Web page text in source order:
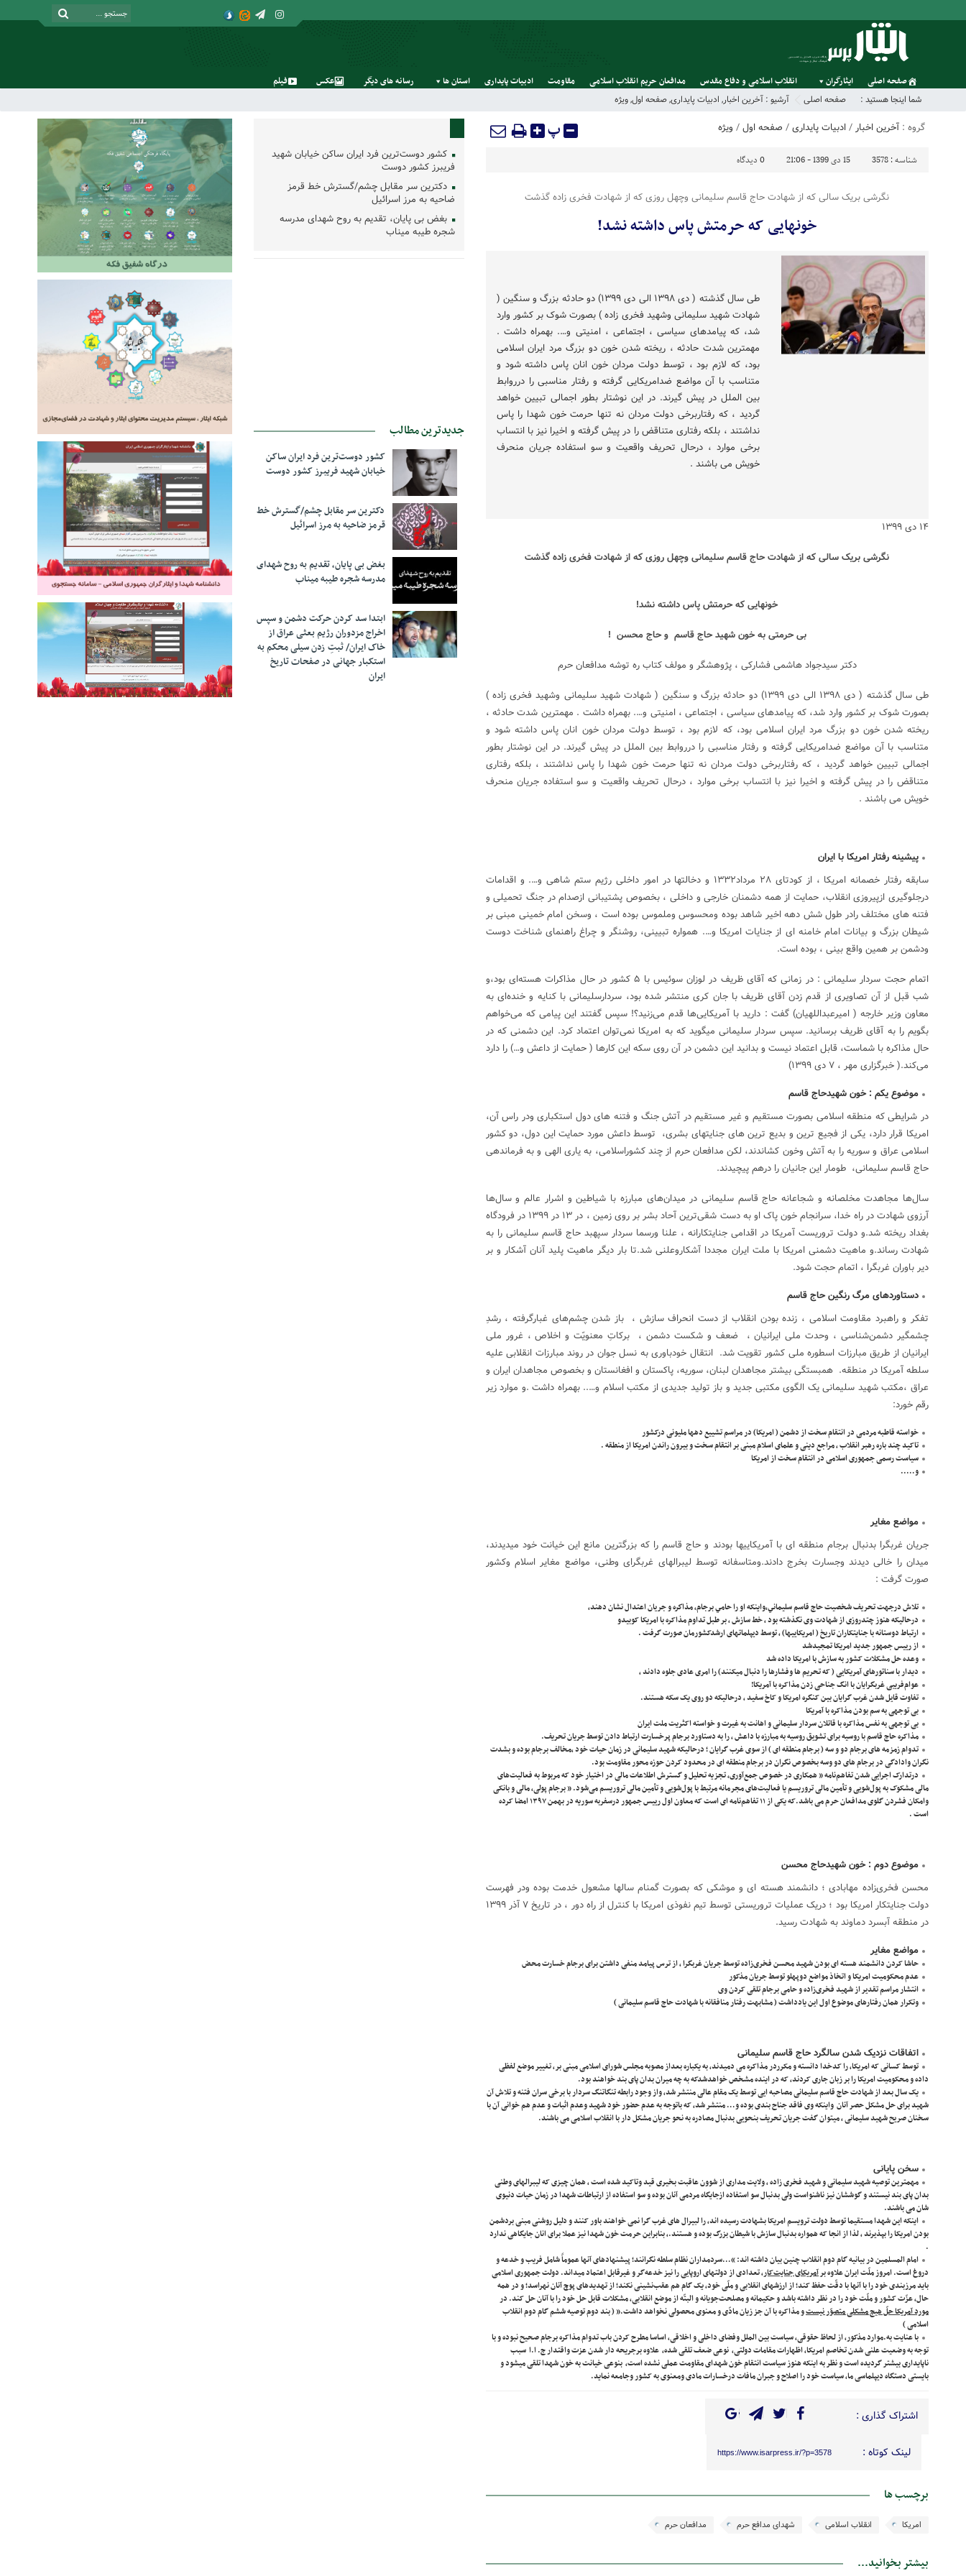
صفحه اصلی ایثارگران انقلاب اسلامی و دفاع مقدس مدافعان حریم انقلاب اسلامی مقاومت ادبیات پایداری استان‌ ها رسانه‌ های‌ دیگر عکس فیلم
شما اینجا هستید : صفحه اصلی آرشیو : آخرین اخبار, ادبیات پایداری,صفحه اول,ویژه
گروه : آخرین اخبار /ادبیات پایداری/ صفحه اول/ ویژه پ
شناسه : 3578 15 دی 1399 - 21:06 0 دیدگاه
نگرشی بریک سالی که از شهادت حاج قاسم سلیمانی وچهل روزی که از شهادت فخری زاده گذشت
خونهایی که حرمتش پاس داشته نشد!
طی سال گذشته ( دی ۱۳۹۸ الی دی ۱۳۹۹) دو حادثه بزرگ و سنگین (
شهادت شهید سلیمانی وشهید فخری زاده ) بصورت شوک بر کشور وارد
شد، که پیامدهای سیاسی ، اجتماعی ، امنیتی و…. بهمراه داشت .
مهمترین شدت حادثه ، ریخته شدن خون دو بزرگ مرد ایران اسلامی
بود، که لازم بود ، توسط دولت مردان خون انان پاس داشته شود و
متناسب با آن مواضع ضدامریکایی گرفته و رفتار مناسبی را درروابط
بین الملل در پیش گیرند. در این نوشتار بطور اجمالی تبیین خواهد
گردید ، که رفتاربرخی دولت مردان نه تنها حرمت خون شهدا را پاس
نداشتند ، بلکه رفتاری متناقض را در پیش گرفته و اخیرا نیز با انتساب
برخی موارد ، درحال تحریف واقعیت و سو استفاده جریان منحرف
خویش می باشند .
۱۴ دی ۱۳۹۹
نگرشی بریک سالی که از شهادت حاج قاسم سلیمانی وچهل روزی که از شهادت فخری زاده گذشت
خونهایی که حرمتش پاس داشته نشد!
بی حرمتی به خون شهید حاج قاسم و حاج محسن !
دکتر سیدجواد هاشمی فشارکی ، پژوهشگر و مولف کتاب ره توشه مدافعان حرم
طی سال گذشته ( دی ۱۳۹۸ الی دی ۱۳۹۹) دو حادثه بزرگ و سنگین ( شهادت شهید سلیمانی وشهید فخری زاده )
بصورت شوک بر کشور وارد شد، که پیامدهای سیاسی ، اجتماعی ، امنیتی و…. بهمراه داشت . مهمترین شدت حادثه ،
ریخته شدن خون دو بزرگ مرد ایران اسلامی بود، که لازم بود ، توسط دولت مردان خون انان پاس داشته شود و
متناسب با آن مواضع ضدامریکایی گرفته و رفتار مناسبی را درروابط بین الملل در پیش گیرند. در این نوشتار بطور
اجمالی تبیین خواهد گردید ، که رفتاربرخی دولت مردان نه تنها حرمت خون شهدا را پاس نداشتند ، بلکه رفتاری
متناقض را در پیش گرفته و اخیرا نیز با انتساب برخی موارد ، درحال تحریف واقعیت و سو استفاده جریان منحرف
خویش می باشند .
پیشینه رفتار امریکا با ایران
سابقه رفتار خصمانه امریکا ، از کودتای ۲۸ مرداد۱۳۳۲ و دخالتها در امور داخلی رژیم ستم شاهی و…. و اقدامات
درجلوگیری ازپیروزی انقلاب، حمایت از همه دشمنان خارجی و داخلی ، بخصوص پشتیبانی ازصدام در جنگ تحمیلی و
فتنه های مختلف رادر طول شش دهه اخیر شاهد بوده ومحسوس وملموس بوده است ، وسخن امام خمینی مبنی بر
شیطان بزرگ و بیانات امام خامنه ای از جنایات امریکا و…. همواره تبیینی، روشنگر و چراغ راهنمای شناخت دوست
ودشمن بر همین واقع بینی ، بوده است.
اتمام حجت سردار سلیمانی : در زمانی که آقای ظریف در لوزان سوئیس با ۵ کشور در حال مذاکرات هسته‌ای بود،و
شب قبل از آن تصاویری از قدم زدن آقای ظریف با جان کری منتشر شده بود، سردارسلیمانی با کنایه و خنده‌ای به
معاون وزیر خارجه ( امیرعبداللهیان) گفت : دارید با آمریکایی‌ها قدم می‌زنید؟! سپس گفتند این پیامی که می‌خواهم
بگویم را به آقای ظریف برسانید. سپس سردار سلیمانی میگوید که به امریکا نمی‌توان اعتماد کرد. این دشمنی که در
حال مذاکره با شماست، قابل اعتماد نیست و بدانید این دشمن در آن روی سکه این کارها ( حمایت از داعش و…) را دارد
می‌کند.( خبرگزاری مهر ، ۷ دی ۱۳۹۹‏)
موضوع یکم : خون شهیدحاج قاسم
در شرایطی که منطقه اسلامی بصورت مستقیم و غیر مستقیم در آتش جنگ و فتنه های دول استکباری ودر راس آن،
امریکا قرار دارد، یکی از فجیع ترین و بدیع ترین های جنایتهای بشری، توسط داعش مورد حمایت این دول، دو کشور
اسلامی عراق و سوریه را به آتش وخون کشاندند، لکن مدافعان حرم از چند کشوراسلامی، به یاری الهی و به فرماندهی
حاج قاسم سلیمانی، طومار این جانیان را درهم پیچیدند.
سال‌ها مجاهدت مخلصانه و شجاعانه حاج قاسم سلیمانی در میدان‌های مبارزه با شیاطین و اشرار عالم و سال‌ها
آرزوی شهادت در راه خدا، سرانجام خون پاک او به دست شقی‌ترین آحاد بشر بر روی زمین ، در ۱۳ در ۱۳۹۹ در فرودگاه
بغداد ریخته شد.و دولت تروریست آمریکا در اقدامی جنایتکارانه ، علنا ورسما سردار سپهبد حاج قاسم سلیمانی را به
شهادت رساند.و ماهیت دشمنی امریکا با ملت ایران مجددا آشکاروعلنی شد.تا بار دیگر ماهیت پلید آنان آشکار و بر
دیر باوران غربگرا ، اتمام حجت شود.
دستاوردهای مرگ رنگین حاج قاسم
تفکر و راهبرد مقاومت اسلامی ، زنده بودن انقلاب از دست انحراف سازش ، باز شدن چشم‌های غبارگرفته ، رشدِ
چشمگیر دشمن‌شناسی ، وحدت ملی ایرانیان ، ضعف و شکست دشمن ، برکاتِ معنویّت و اخلاص ، غرور ملی
ایرانیان از طریق مبارزات اسطوره ملی کشور تقویت شد. انتقال خودباوری به نسل جوان در روند مبارزات انقلابی علیه
سلطه آمریکا در منطقه. همبستگی بیشتر مجاهدان لبنان، سوریه، پاکستان و افغانستان و بخصوص مجاهدان ایران و
عراق ،مکتب شهید سلیمانی یک الگوی مکتبی جدید و باز تولید جدیدی از مکتب اسلام و….. بهمراه داشت .و موارد زیر
رقم خورد:
خواسته قاطبه مردمی در انتقام سخت از دشمن ( امریکا) در مراسم تشییع دهها ملیونی درکشور
تاکید چند باره رهبر انقلاب ، مراجع دینی و علمای اسلام مبنی بر انتقام سخت و بیرون راندن امریکا از منطقه .
سیاست رسمی جمهوری اسلامی در انتقام سخت از امریکا
و…..
مواضع مغایر
جریان غربگرا بدنبال برجام منطقه ای با آمریکاییها بودند و حاج قاسم را که بزرگترین مانع این خیانت خود میدیدند،
میدان را خالی دیدند وجسارت بخرج دادند.ومتاسفانه توسط لیبرالهای غربگرای وطنی، مواضع مغایر اسلام وکشور
صورت گرفت :
تلاش درجهت تحريف شخصيت حاج قاسم سليماني،واینکه او را حامي برجام، مذاكره و جريان اعتدال نشان دهند،
درحالیکه هنوز چتدروزی از شهادت وی نگذشته بود ، خط سازش ، بر طبل تداوم مذاکره با امریکا کوبیدو
ارتباط دوستانه با جنایتکاران تاریخ ( امریکاییها) ، توسط دیپلماتهای ارشدکشورمان صورت گرفت .
از رییس جمهور جدید امریکا تمجیدشد
وعده حل مشکلات کشور به سازش با امریکا داده شد
دیدار با سناتورهای آمریکایی ( که تحریم ها وفشارها را دنبال میکنند) را امری عادی جلوه دادند ،
عوام‌فریبی غربگرایان با انگ جناحی زدن مذاکره با آمریکا!
تفاوت قایل شدن غرب گرایان بین کنگره امریکا و کاخ سفید ، درحالیکه دو روی یک سکه هستند.
بی توجهی به سم بودن مذاکره با آمریکا
بی توجهی به نفس مذاکره با قاتلان سردار سلیمانی و اهانت به غیرت و خواسته اکثریت ملت ایران
مذاکره حاج قاسم با روسیه برای تشویق روسیه به مبارزه با داعش ، را به دستاورد برجام پرخسارت ارتباط دادن توسط جریان تحریف.
تدوام زمزمه های برجام دو و سه ( برجام منطقه ای ) از سوی غرب گرایان ؛ درحالیکه شهید سلیمانی در زمان حیات خود ،مخالف برجام بوده و بشدت
نگران وادادگی در برجام های دو وسه بخصوص نگران در برجام منطقه ای در محدود کردن حوزه محور مقاومت بود.
درتدارک اجرایی شدن تفاهم‌نامه ” همکاری در خصوص جمع‌آوری، تجزیه تحلیل و گسترش اطلاعات مالی در اختیار خود که مربوط به فعالیت‌های
مالی مشکوک به پول‌شویی و تأمین مالی تروریسم یا فعالیت‌های مجرمانه مرتبط با پول‌شویی و تأمین مالی تروریسم می‌شود. ” برجام پولی، مالی و بانکی
وامکان فشردن گلوی مدافعان حرم می باشد.که یکی از ۱۱ تفاهم‌نامه ای است که معاون اول رییس جمهور درسفربه سوریه در بهمن ۱۳۹۷ امضا کرده
است .
موضوع دوم : خون شهیدحاج محسن
محسن فخری‌زاده مهابادی ؛ دانشمند هسته ای و موشکی که بصورت گمنام سالها مشعول خدمت بوده ودر فهرست
دولت جنایتکار امریکا بود ؛ دریک عملیات تروریستی توسط تیم نفوذی امریکا با کنترل از راه دور ، در تاریخ ۷ آذر ۱۳۹۹
در منطقه آبسرد دماوند به شهادت رسید.
مواضع مغایر
حاشا کردن دانشمند هسته ای بودن شهید محسن فخری‌زاده توسط جریان غربگرا ، از ترس پیامد منفی داشتن برای برجام خسارت محض
عدم محکومیت امریکا و اتخاذ مواضع دوپهلو توسط جریان مذکور
انتشار مراسم تقدیر از شهید فخری‌زاده و حامی برجام تلقی کردن وی
وتکرار همان رفتارهای موضوع اول این یادداشت ( مشابهت رفتار منافقانه با شهادت حاج قاسم سلیمانی )
اتفاقات نزدیک شدن سالگرد حاج قاسم سلیمانی
توسط کسانی که امریکا، را کدخدا دانسته و مکرردر مذاکره می دمیدند، به یکباره بعداز مصوبه مجلس شورای اسلامی مبنی بر، تغییر موضع لفظی
داده و محکومیت امریکا را بر زبان جاری کردند، که در اینده مشخص خواهدشدکه به چه میران بدان پای بند خواهند بود.
یک سال بعد از شهادت حاج قاسم سلیمانی مصاحبه ایی توسط یک مقام عالی منتشر شد، واز وجود رابطه تنگاتنگ سردار با برخی سران فتنه و تلاش آن
شهید برای حل مشکل حصر آنان واینکه وی فاقد جناح بندی بوده و… منتشر شد، که باتوجه به عدم حضور خود شهید وعدم اثبات و عدم هم خوانی آن با
سخنان صریح شهید سلیمانی ، میتوان گفت جریان تحریف بنحویی بدنبال مصادره به نحو جریان مشکل دار با انقلاب اسلامی می باشند.
سخن پایانی
مهمترین توصیه شهید سلیمانی و شهید فخری زاده ، ولایت مداری از شوون عاقبت بخیری قید وتاکید شده است ، همان چیزی که لیبرالهای وطنی
بدان پای بند نیستند و گوششان نیز ناشنواست ولی بدنبال سو استفاده ازجایگاه مردمی آنان بوده و سو استفاده از ارتباطات شهدا در زمان حیات دنیوی
شان می باشند.
اینکه این شهدا مستقیما توسط دولت ترویسم امریکا بشهادت رسیده اند، را لبیرال های غرب گرا نمی خواهند باور کنند و دلیل روشنی مبنی بردشمن
بودن امریکا را بپذیرند ، لذا از انجا که همواره بدنبال سازش با شیطان بزرگ بوده و هستند.، بنابراین حرمت خون شهدا نیز عملا برای انان جایگاهی ندارد
.
امام المسلمین در بیانیه گام دوم انقلاب چنین بیان داشته اند: “…سردمداران نظام سلطه نگرانند؛ پیشنهادهای آنها عموماً شامل فریب و خدعه و
دروغ است. امروز ملّت ایران علاوه‌ برآمریکای جنایت‌کار، تعدادی از دولتهای اروپایی را نیز خدعه‌گر و غیرقابل اعتماد میداند. دولت جمهوری اسلامی
باید مرزبندی خود را با آنها با دقّت حفظ کند؛ از ارزشهای انقلابی و ملّی خود، یک گام هم عقب‌نشینی نکند؛ از تهدیدهای پوچ آنان نهراسد؛ و در همه
حال، عزّت کشور و ملّت خود را در نظر داشته باشد و حکیمانه و مصلحت‌جویانه و البتّه از موضع انقلابی، مشکلات قابل حل خود را با آنان حل کند. در
مورد آمریکا حلّ هیچ مشکلی متصوّر نیستو مذاکره با آن جز زیان مادّی و معنوی محصولی نخواهد داشت.” ( بند دوم توصیه ششم گام دوم انقلاب
اسلامی )
با عنایت به.موارد مذکور، از لحاظ حقوقی، سیاست بین الملل وفضای داخلی و اخلاقی، اساسا مطرح کردن باب تدوام مذاکره برجام صحیح نبوده و با
توجه به وضعیت علنی شدن تخاصم امریکا، اظهارات مقامات دولتی، نوعی ضعف تلقی شده، علاوه برجریحه دار شدن عزت واقتدار ج. ا.ا سبب
ناپایداری بیشتر گردیده است و نظر به اینکه هنوز سیاست انتقام خون شهدای مقاومت عملی نشده است، بنوعی خیانت به خون شهدا تلقی میشود و
بایستی دستگاه دیپلماسی ما، سیاست خود را اصلاح و جبران مافات درخسارات مادی ومعنوی به کشور وجامعه نماید.
اشتراک گذاری :
لینک کوتاه : https://www.isarpress.ir/?p=3578
برچسب ها
امریکا انقلاب اسلامی شهدای مدافع حرم مدافعان حرم
بیشتر بخوانید...
کشور دوست‌ترین فرد ایران ساکن خیابان شهید
فریبرز کشور دوست
دکترین سر مقابل چشم/گسترش خط قرمز
ضاحیه به مرز اسرائیل
بغض بی پایان، تقدیم به روح شهدای مدرسه
شجره طیبه میناب
جدیدترین مطالب
کشور دوست‌ترین فرد ایران ساکن
خیابان شهید فریبرز کشور دوست
دکترین سر مقابل چشم/گسترش خط
قرمز ضاحیه به مرز اسرائیل
بغض بی پایان، تقدیم به روح شهدای
مدرسه شجره طیبه میناب
ابتدا سد کردن حرکت دشمن و سپس
اخراج مزدوران رژیم بعثی عراق از
خاک ایران/ ثبتِ زدن سیلی محکم به
استکبار جهانی در صفحات تاریخ
ایران